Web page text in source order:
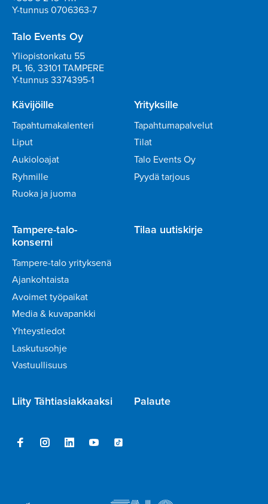
Y-tunnus 0706363-7
Talo Events Oy
Yliopistonkatu 55
PL 16, 33101 TAMPERE
Y-tunnus 3374395-1
Kävijöille
Tapahtumakalenteri
Liput
Aukioloajat
Ryhmille
Ruoka ja juoma
Yrityksille
Tapahtumapalvelut
Tilat
Talo Events Oy
Pyydä tarjous
Tampere-talo-
konserni
Tampere-talo yrityksenä
Ajankohtaista
Avoimet työpaikat
Media & kuvapankki
Yhteystiedot
Laskutusohje
Vastuullisuus
Tilaa uutiskirje
Liity Tähtiasiakkaaksi Palaute